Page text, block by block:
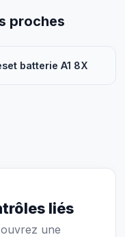
proches
batterie A1 8X
liés
une